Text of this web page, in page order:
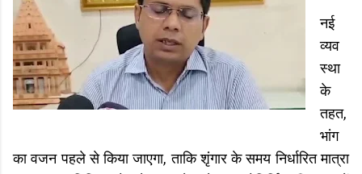
नई
व्यव
स्था
के
तहत,
भांग
का वजन पहले से किया जाएगा, ताकि शृंगार के समय निर्धारित मात्रा